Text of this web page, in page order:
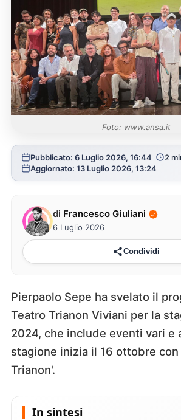
Foto: www.ansa.it
Pubblicato: 6 Luglio 2026, 16:44
2
Aggiornato: 13 Luglio 2026, 13:24
di Francesco Giuliani
6 Luglio 2026
Condividi
Pierpaolo Sepe ha svelato il
Teatro Trianon Viviani per la
2024, che include eventi vari e
stagione inizia il 16 ottobre con
Trianon'.
In sintesi